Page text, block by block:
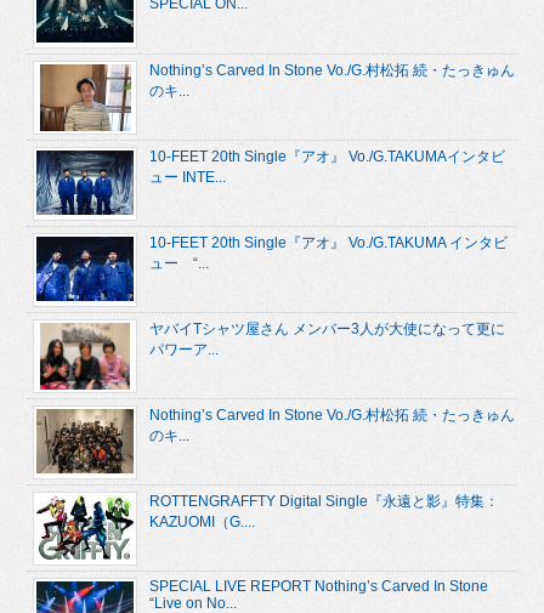
Nothing’s Carved In Stone Vo./G.村松拓 続・たっきゅん
のキ...
10-FEET 20th Single『アオ』 Vo./G.TAKUMAインタビ
ュー INTE...
10-FEET 20th Single『アオ』 Vo./G.TAKUMA インタビ
ュー “...
ヤバイTシャツ屋さん メンバー3人が大使になって更に
パワーア...
Nothing’s Carved In Stone Vo./G.村松拓 続・たっきゅん
のキ...
ROTTENGRAFFTY Digital Single『永遠と影』特集：
KAZUOMI（G....
SPECIAL LIVE REPORT Nothing’s Carved In Stone
“Live on No...